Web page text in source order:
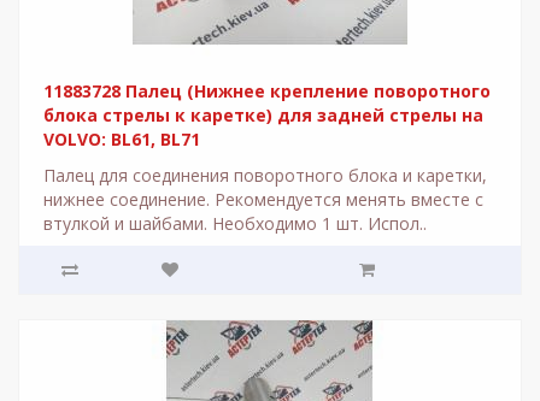
11883728 Палец (Нижнее крепление поворотного
блока стрелы к каретке) для задней стрелы на
VOLVO: BL61, BL71
Палец для соединения поворотного блока и каретки,
нижнее соединение. Рекомендуется менять вместе с
втулкой и шайбами. Необходимо 1 шт. Испол..